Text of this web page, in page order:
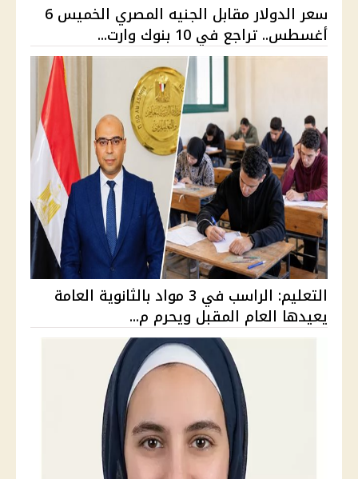
سعر الدولار مقابل الجنيه المصري الخميس 6
أغسطس.. تراجع في 10 بنوك وارت...
التعليم: الراسب في 3 مواد بالثانوية العامة
يعيدها العام المقبل ويحرم م...